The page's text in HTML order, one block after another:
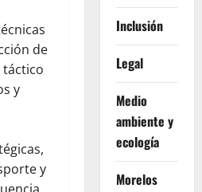
de
táctico
y
y
Inclusión
Legal
Medio
ambiente y
ecología
Morelos